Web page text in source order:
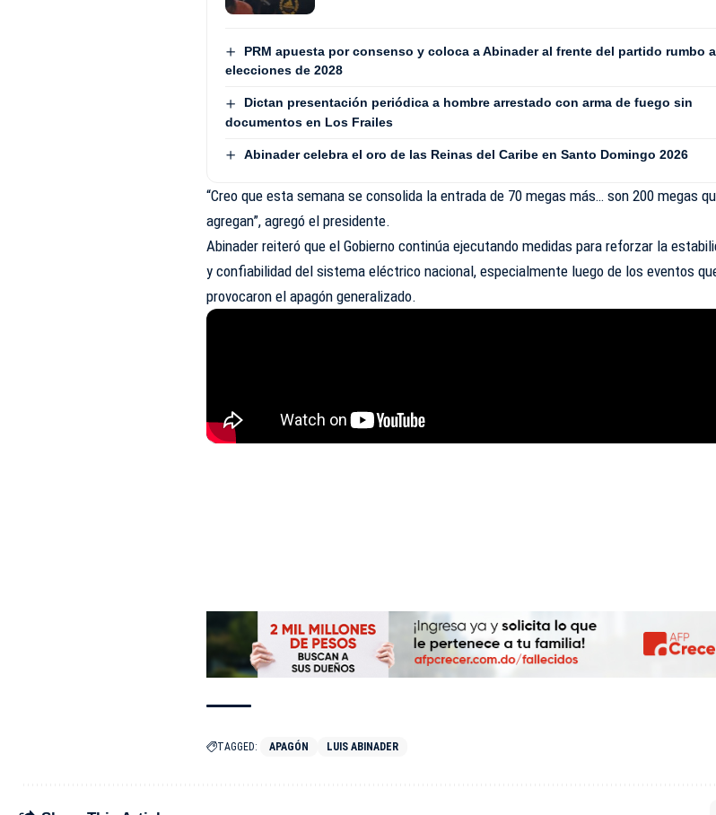
PRM apuesta por consenso y coloca a Abinader al frente del partido rumbo a
elecciones de 2028
Dictan presentación periódica a hombre arrestado con arma de fuego sin
documentos en Los Frailes
Abinader celebra el oro de las Reinas del Caribe en Santo Domingo 2026
“Creo que esta semana se consolida la entrada de 70 megas más… son 200 megas
agregan”, agregó el presidente.
Abinader reiteró que el Gobierno continúa ejecutando medidas para reforzar la
y confiabilidad del sistema eléctrico nacional, especialmente luego de los eventos
provocaron el apagón generalizado.
TAGGED: APAGÓN LUIS ABINADER